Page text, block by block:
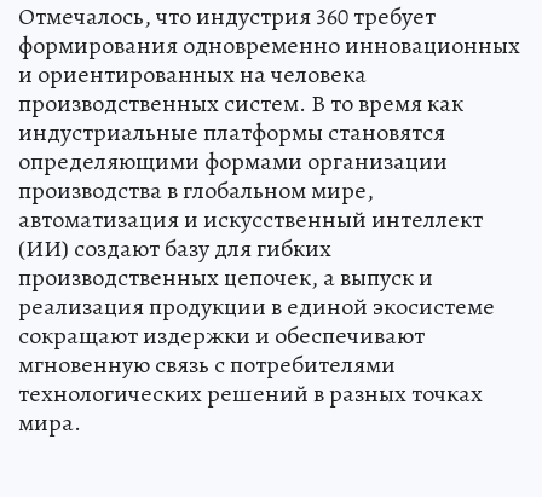
Отмечалось, что индустрия 360 требует
формирования одновременно инновационных
и ориентированных на человека
производственных систем. В то время как
индустриальные платформы становятся
определяющими формами организации
производства в глобальном мире,
автоматизация и искусственный интеллект
(ИИ) создают базу для гибких
производственных цепочек, а выпуск и
реализация продукции в единой экосистеме
сокращают издержки и обеспечивают
мгновенную связь с потребителями
технологических решений в разных точках
мира.